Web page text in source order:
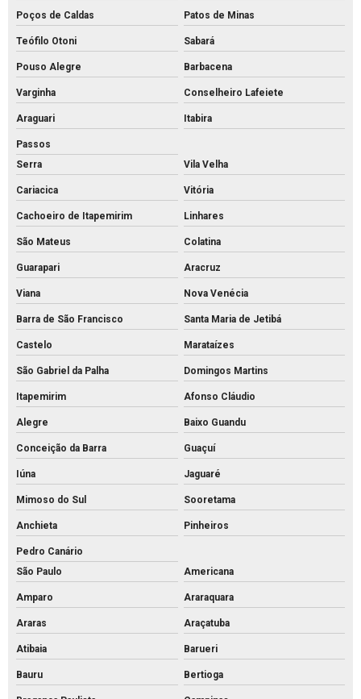
Meio fio de concreto preço
Meio fio de concreto valor
Meio fio de concreto a venda
Meio fio de concreto
Mourão de concreto para cerca comprar
Mourão de concreto rs
Mourões de concreto para cerca preço
Mourões de concreto para cerca valores
Mourões de concreto para cerca
Mourões de concreto curvo
Palanque de concreto 10x10
Palanque de concreto para alambrado preço
Palanque de concreto para cerca a venda
Palanque concreto para cerca
Palanque de concreto preço
Palanque de concreto valor
Palanque de concreto a venda
Palanque de concreto
Pavimentação bloco intertravado
Pavimentação intertravada preço
Pavimentação intertravada
Pavimentação piso intertravado
Pavimento intertravado de concreto
Poços de Caldas Patos de Minas
Teófilo Otoni Sabará
Pouso Alegre Barbacena
Varginha Conselheiro Lafeiete
Araguari Itabira
Passos
Serra
Vila Velha
Cariacica Vitória
Cachoeiro de Itapemirim Linhares
São Mateus Colatina
Guarapari Aracruz
Viana Nova Venécia
Barra de São Francisco Santa Maria de Jetibá
Castelo Marataízes
São Gabriel da Palha Domingos Martins
Itapemirim Afonso Cláudio
Alegre Baixo Guandu
Conceição da Barra Guaçuí
Iúna Jaguaré
Mimoso do Sul Sooretama
Anchieta Pinheiros
Pedro Canário
São Paulo
Americana
Amparo Araraquara
Araras Araçatuba
Atibaia Barueri
Bauru Bertioga